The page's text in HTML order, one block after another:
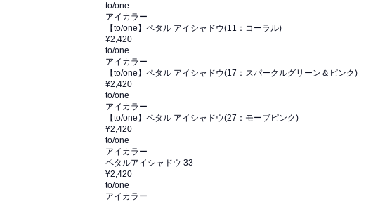
to/one
アイカラー
【to/one】ペタル アイシャドウ(11：コーラル)
¥2,420
to/one
アイカラー
【to/one】ペタル アイシャドウ(17：スパークルグリーン＆ピンク)
¥2,420
to/one
アイカラー
【to/one】ペタル アイシャドウ(27：モーブピンク)
¥2,420
to/one
アイカラー
ペタルアイシャドウ 33
¥2,420
to/one
アイカラー